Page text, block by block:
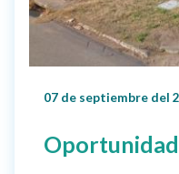
07 de septiembre del